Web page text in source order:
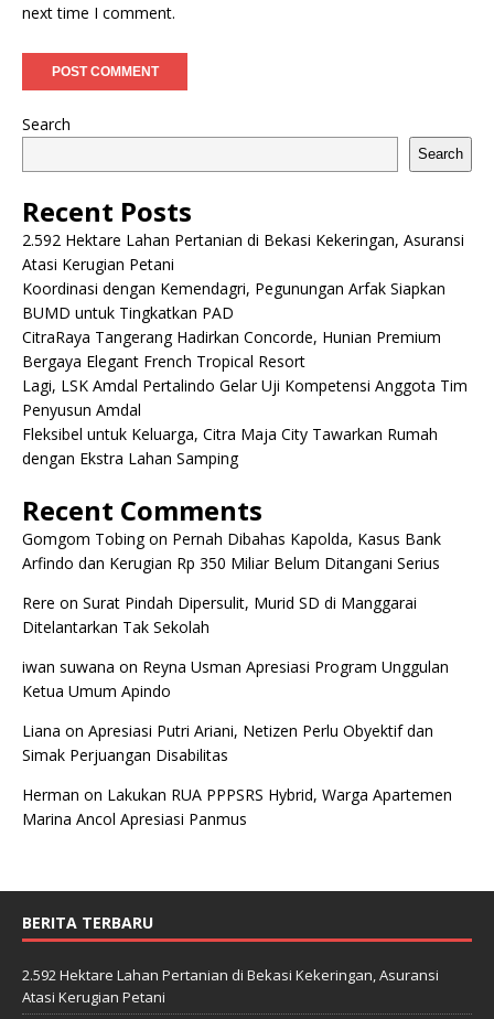
next time I comment.
Search
Search
Recent Posts
2.592 Hektare Lahan Pertanian di Bekasi Kekeringan, Asuransi
Atasi Kerugian Petani
Koordinasi dengan Kemendagri, Pegunungan Arfak Siapkan
BUMD untuk Tingkatkan PAD
CitraRaya Tangerang Hadirkan Concorde, Hunian Premium
Bergaya Elegant French Tropical Resort
Lagi, LSK Amdal Pertalindo Gelar Uji Kompetensi Anggota Tim
Penyusun Amdal
Fleksibel untuk Keluarga, Citra Maja City Tawarkan Rumah
dengan Ekstra Lahan Samping
Recent Comments
Gomgom Tobingon Pernah Dibahas Kapolda, Kasus Bank
Arfindo dan Kerugian Rp 350 Miliar Belum Ditangani Serius
Rere on Surat Pindah Dipersulit, Murid SD di Manggarai
Ditelantarkan Tak Sekolah
iwan suwana on Reyna Usman Apresiasi Program Unggulan
Ketua Umum Apindo
Liana on Apresiasi Putri Ariani, Netizen Perlu Obyektif dan
Simak Perjuangan Disabilitas
Herman on Lakukan RUA PPPSRS Hybrid, Warga Apartemen
Marina Ancol Apresiasi Panmus
BERITA TERBARU
2.592 Hektare Lahan Pertanian di Bekasi Kekeringan, Asuransi
Atasi Kerugian Petani